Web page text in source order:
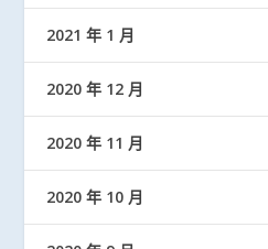
2021 年 1 月
2020 年 12 月
2020 年 11 月
2020 年 10 月